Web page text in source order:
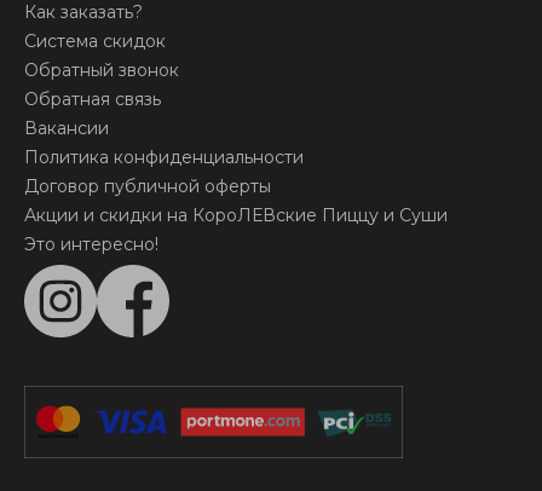
Как заказать?
Система скидок
Обратный звонок
Обратная связь
Вакансии
Политика конфиденциальности
Договор публичной оферты
Акции и скидки на КороЛЕВские Пиццу и Суши
Это интересно!